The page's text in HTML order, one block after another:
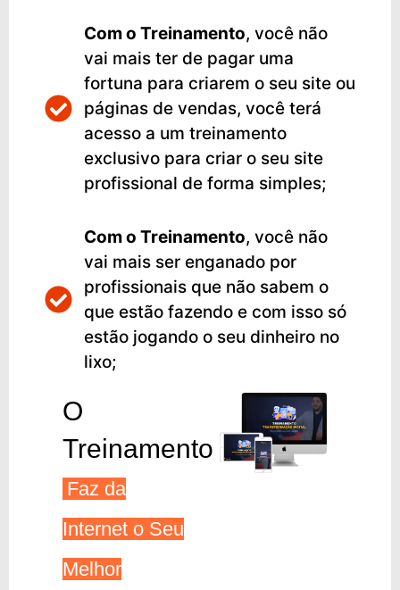
Como Treinamento, você não
vai mais ter de pagar uma
fortuna para criarem o seu site ou
páginas de vendas, você terá
acesso a um treinamento
exclusivo para criar o seu site
profissional de forma simples;
Como Treinamento, você não
vai mais ser enganado por
profissionais que não sabem o
que estão fazendo e com isso só
estão jogando o seu dinheiro no
lixo;
O
Treinamento
Faz da
Internet o Seu
Melhor